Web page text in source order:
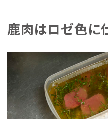
鹿肉はロゼ色に